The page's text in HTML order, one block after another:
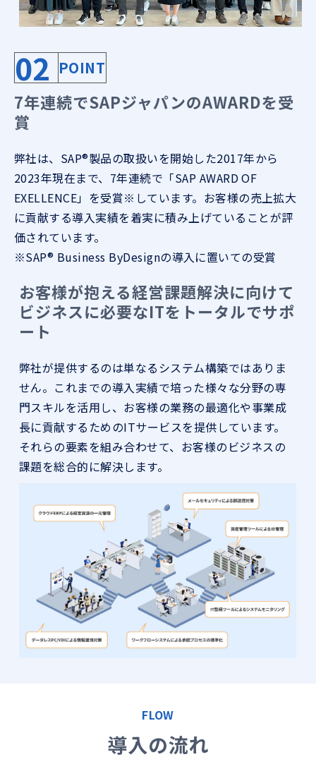
02 POINT
7年連続でSAPジャパンのAWARDを受
賞
弊社は、SAP®製品の取扱いを開始した2017年から
2023年現在まで、7年連続で「SAP AWARD OF
EXELLENCE」を受賞※しています。お客様の売上拡大
に貢献する導入実績を着実に積み上げていることが評
価されています。
※SAP® Business ByDesignの導入に置いての受賞
お客様が抱える経営課題解決に向けて
ビジネスに必要なITをトータルでサポ
ート
弊社が提供するのは単なるシステム構築ではありま
せん。これまでの導入実績で培った様々な分野の専
門スキルを活用し、お客様の業務の最適化や事業成
長に貢献するためのITサービスを提供しています。
それらの要素を組み合わせて、お客様のビジネスの
課題を総合的に解決します。
FLOW
導入の流れ